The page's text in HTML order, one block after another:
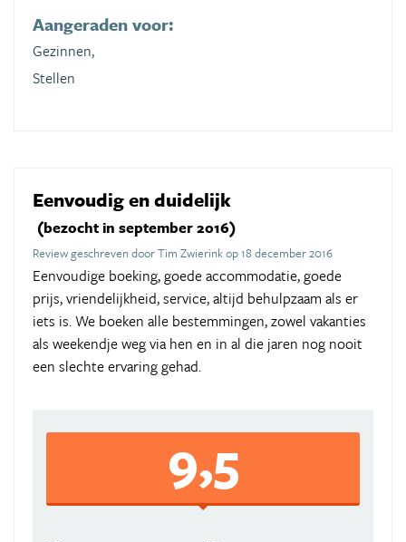
Aangeraden voor:
Gezinnen,
Stellen
Eenvoudig en duidelijk
(bezocht in september 2016)
Review geschreven door Tim Zwierink op 18 december 2016
Eenvoudige boeking, goede accommodatie, goede
prijs, vriendelijkheid, service, altijd behulpzaam als er
iets is. We boeken alle bestemmingen, zowel vakanties
als weekendje weg via hen en in al die jaren nog nooit
een slechte ervaring gehad.
9,5